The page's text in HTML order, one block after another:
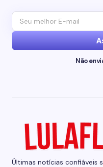
Não
Últimas notícias confiáveis